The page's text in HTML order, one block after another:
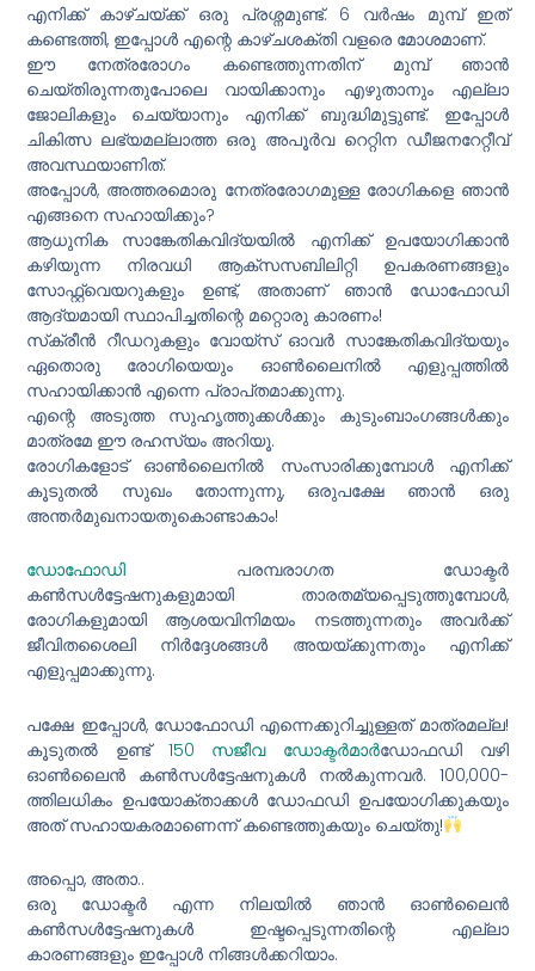
എനിക്ക് കാഴ്ചയ്ക്ക് ഒരു പ്രശ്നമുണ്ട്. 6 വർഷം മുമ്പ് ഇത്
കണ്ടെത്തി, ഇപ്പോൾ എന്റെ കാഴ്ചശക്തി വളരെ മോശമാണ്.
ഈ നേത്രരോഗം കണ്ടെത്തുന്നതിന് മുമ്പ് ഞാൻ
ചെയ്തിരുന്നതുപോലെ വായിക്കാനും എഴുതാനും എല്ലാ
ജോലികളും ചെയ്യാനും എനിക്ക് ബുദ്ധിമുട്ടുണ്ട്. ഇപ്പോൾ
ചികിത്സ ലഭ്യമല്ലാത്ത ഒരു അപൂർവ റെറ്റിന ഡീജനറേറ്റീവ്
അവസ്ഥയാണിത്.
അപ്പോൾ, അത്തരമൊരു നേത്രരോഗമുള്ള രോഗികളെ ഞാൻ
എങ്ങനെ സഹായിക്കും?
ആധുനിക സാങ്കേതികവിദ്യയിൽ എനിക്ക് ഉപയോഗിക്കാൻ
കഴിയുന്ന നിരവധി ആക്‌സസബിലിറ്റി ഉപകരണങ്ങളും
സോഫ്റ്റ്‌വെയറുകളും ഉണ്ട്, അതാണ് ഞാൻ ഡോഫോഡി
ആദ്യമായി സ്ഥാപിച്ചതിന്റെ മറ്റൊരു കാരണം!
സ്‌ക്രീൻ റീഡറുകളും വോയ്‌സ് ഓവർ സാങ്കേതികവിദ്യയും
ഏതൊരു രോഗിയെയും ഓൺലൈനിൽ എളുപ്പത്തിൽ
സഹായിക്കാൻ എന്നെ പ്രാപ്‌തമാക്കുന്നു.
എന്റെ അടുത്ത സുഹൃത്തുക്കൾക്കും കുടുംബാംഗങ്ങൾക്കും
മാത്രമേ ഈ രഹസ്യം അറിയൂ.
രോഗികളോട് ഓൺലൈനിൽ സംസാരിക്കുമ്പോൾ എനിക്ക്
കൂടുതൽ സുഖം തോന്നുന്നു, ഒരുപക്ഷേ ഞാൻ ഒരു
അന്തർമുഖനായതുകൊണ്ടാകാം!
ഡോഫോഡി പരമ്പരാഗത ഡോക്ടർ
കൺസൾട്ടേഷനുകളുമായി താരതമ്യപ്പെടുത്തുമ്പോൾ,
രോഗികളുമായി ആശയവിനിമയം നടത്തുന്നതും അവർക്ക്
ജീവിതശൈലി നിർദ്ദേശങ്ങൾ അയയ്ക്കുന്നതും എനിക്ക്
എളുപ്പമാക്കുന്നു.
പക്ഷേ ഇപ്പോൾ, ഡോഫോഡി എന്നെക്കുറിച്ചുള്ളത് മാത്രമല്ല!
കൂടുതൽ ഉണ്ട് 150 സജീവ ഡോക്ടർമാർഡോഫഡി വഴി
ഓൺലൈൻ കൺസൾട്ടേഷനുകൾ നൽകുന്നവർ. 100,000-
ത്തിലധികം ഉപയോക്താക്കൾ ഡോഫഡി ഉപയോഗിക്കുകയും
അത് സഹായകരമാണെന്ന് കണ്ടെത്തുകയും ചെയ്തു!
അപ്പൊ, അതാ..
ഒരു ഡോക്ടർ എന്ന നിലയിൽ ഞാൻ ഓൺലൈൻ
കൺസൾട്ടേഷനുകൾ ഇഷ്ടപ്പെടുന്നതിന്റെ എല്ലാ
കാരണങ്ങളും ഇപ്പോൾ നിങ്ങൾക്കറിയാം.